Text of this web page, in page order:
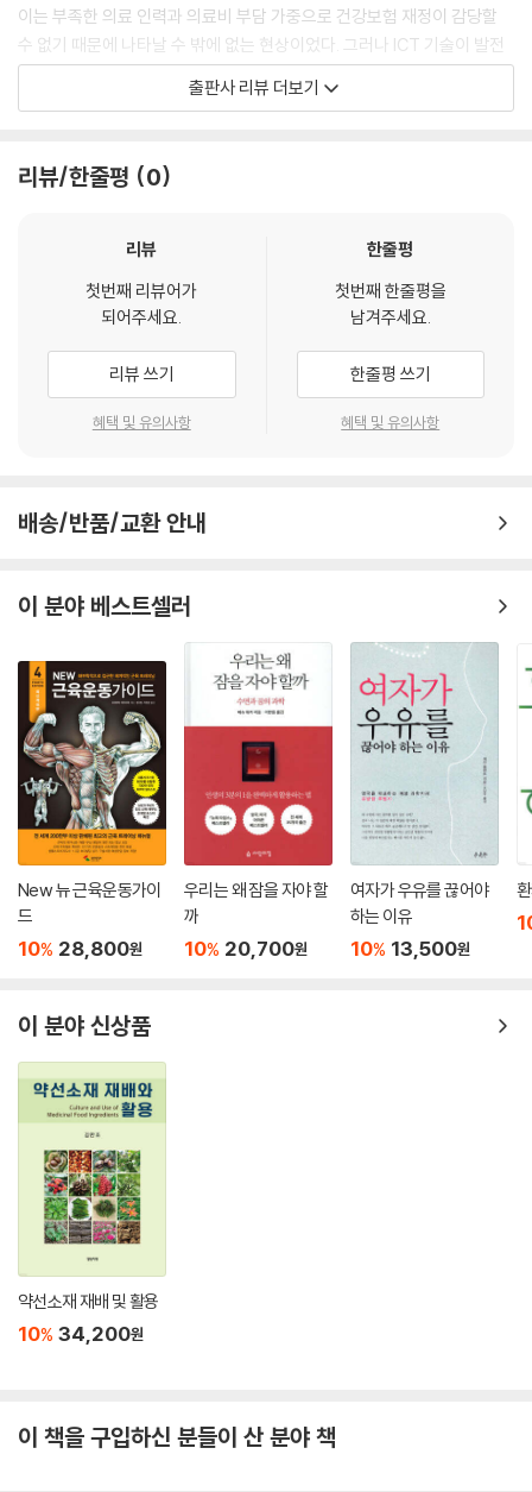
이는 부족한 의료 인력과 의료비 부담 가중으로 건강보험 재정이 감당할
수 없기 때문에 나타날 수 밖에 없는 현상이었다. 그러나 ICT 기술이 발전
하면서 예방 목적으로 건강관리를 도와주는 헬스케어 서비스가 등장하고
의학적인 전문성이 더해지면서 디지털 치료제가 등장하면서 상황이 바뀌
디지털 치료제는 앞으로 저렴한 비용으로 꾸준한 건강 관리와 치료를 받을
신의 기폭제가 될 수 있을 것이라 생각한다.
출판사 리뷰 더보기
리뷰/한줄평 0
리뷰
첫번째 리뷰어가
되어주세요.
리뷰 쓰기
혜택 및 유의사항
한줄평
첫번째 한줄평을
남겨주세요.
한줄평 쓰기
혜택 및 유의사항
배송/반품/교환 안내
이 분야 베스트셀러
New 뉴 근육운동가이
드
10% 28,800원
우리는 왜 잠을 자야 할
까
10% 20,700원
여자가 우유를 끊어야
하는 이유
10% 13,500원
이 분야 신상품
약선소재 재배 및 활용
10% 34,200원
이 책을 구입하신 분들이 산 분야 책